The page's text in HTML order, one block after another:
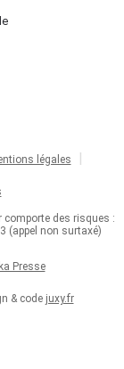
légales
des risques :
(appel non surtaxé)
Presse
& code juxy.fr